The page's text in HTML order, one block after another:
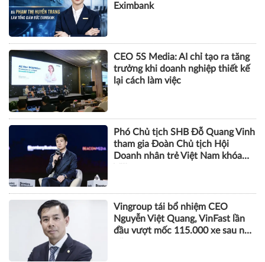
Eximbank
CEO 5S Media: AI chỉ tạo ra tăng
trưởng khi doanh nghiệp thiết kế
lại cách làm việc
Phó Chủ tịch SHB Đỗ Quang Vinh
tham gia Đoàn Chủ tịch Hội
Doanh nhân trẻ Việt Nam khóa
Vingroup tái bổ nhiệm CEO
Nguyễn Việt Quang, VinFast lần
đầu vượt mốc 115.000 xe sau nửa